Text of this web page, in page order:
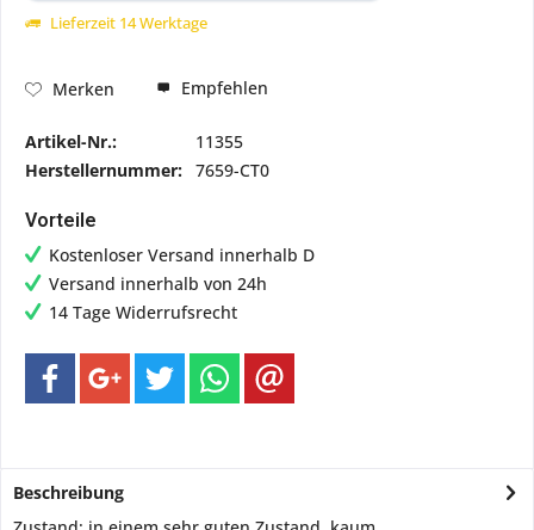
Lieferzeit 14 Werktage
Merken Empfehlen
Artikel-Nr.:
11355
Herstellernummer: 7659-CT0
Vorteile
Kostenloser Versand innerhalb D
Versand innerhalb von 24h
14 Tage Widerrufsrecht
Beschreibung